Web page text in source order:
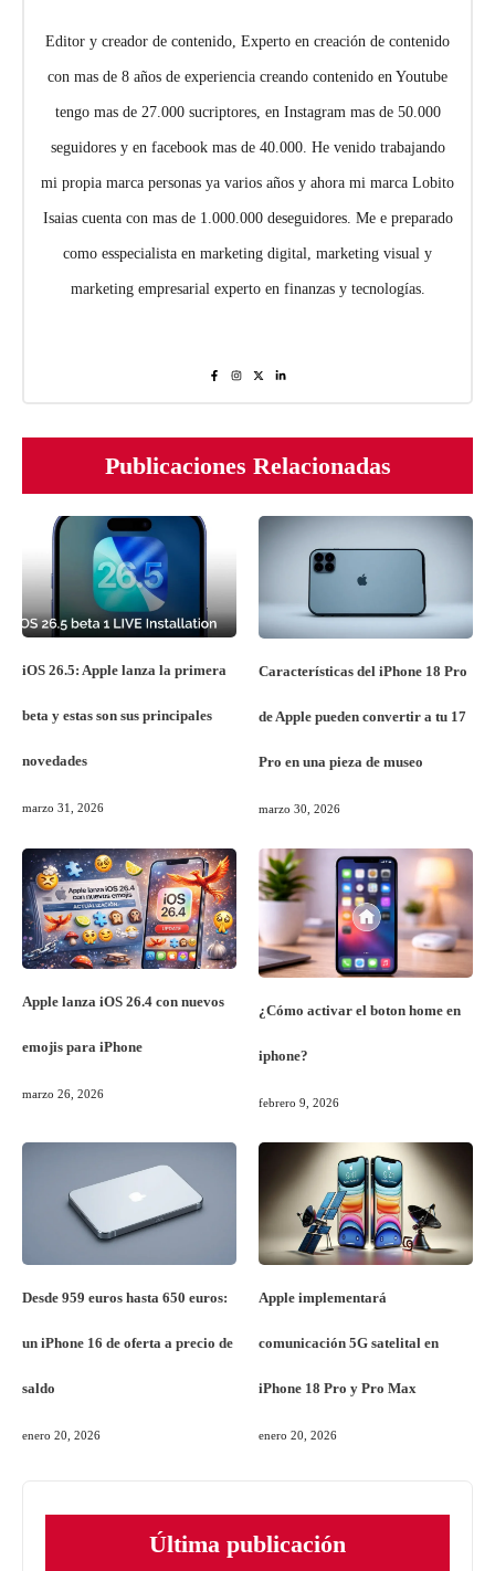
Editor y creador de contenido, Experto en creación de contenido
con mas de 8 años de experiencia creando contenido en Youtube
tengo mas de 27.000 sucriptores, en Instagram mas de 50.000
seguidores y en facebook mas de 40.000. He venido trabajando
mi propia marca personas ya varios años y ahora mi marca Lobito
Isaias cuenta con mas de 1.000.000 deseguidores. Me e preparado
como esspecialista en marketing digital, marketing visual y
marketing empresarial experto en finanzas y tecnologías.
Publicaciones Relacionadas
iOS 26.5: Apple lanza la primera
beta y estas son sus principales
novedades
marzo 31, 2026
Características del iPhone 18 Pro
de Apple pueden convertir a tu 17
Pro en una pieza de museo
marzo 30, 2026
Apple lanza iOS 26.4 con nuevos
emojis para iPhone
marzo 26, 2026
¿Cómo activar el boton home en
iphone?
febrero 9, 2026
Desde 959 euros hasta 650 euros:
un iPhone 16 de oferta a precio de
saldo
enero 20, 2026
Apple implementará
comunicación 5G satelital en
iPhone 18 Pro y Pro Max
enero 20, 2026
Última publicación